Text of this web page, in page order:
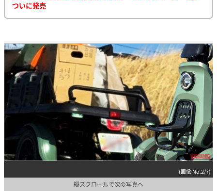
ついに発売
(画像 No.2/7)
縦スクロールで次の写真へ